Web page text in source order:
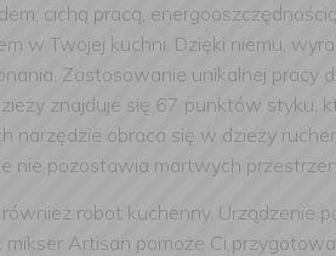
cichą pracą,
w Twojej kuchni. Dzięki niemu,
Zastosowanie unikalnej pracy
znajduje się 67 punktów styku,
obraca się w dzieży
nie pozostawia martwych
robot kuchenny. Urządzenie
Artisan pomoże Ci